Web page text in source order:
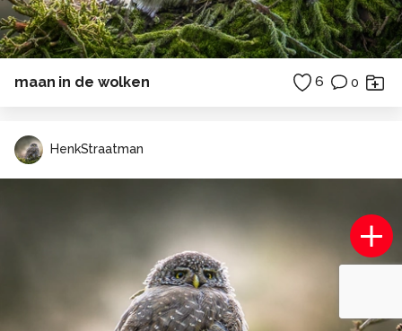
maan in de wolken 6 0
HenkStraatman